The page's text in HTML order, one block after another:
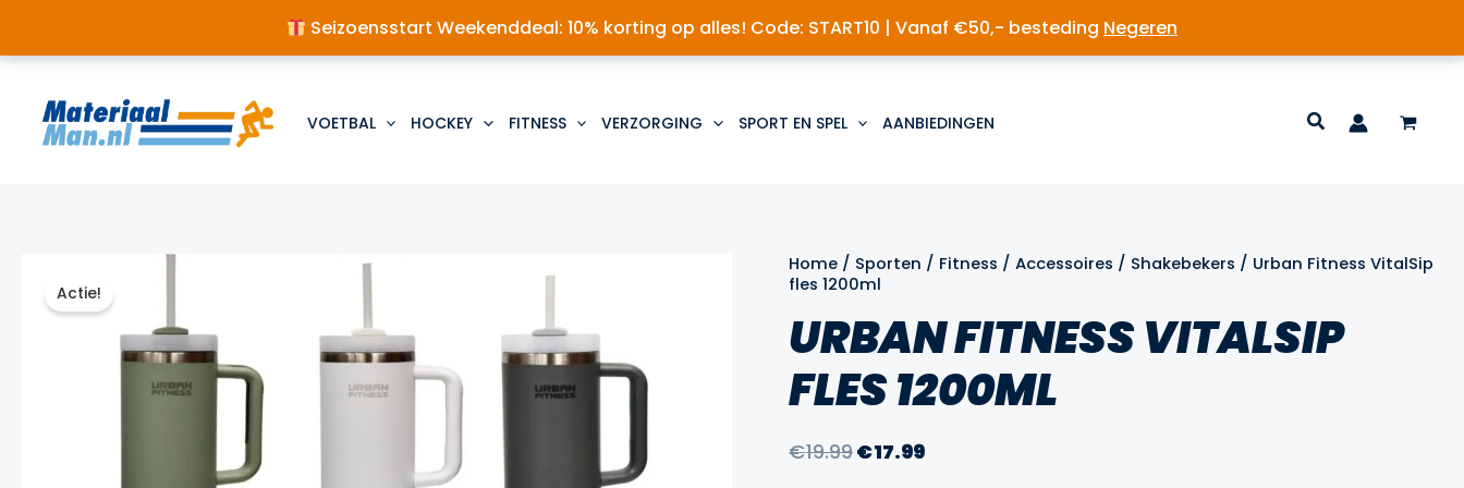
Seizoensstart Weekenddeal: 10% korting op alles! Code: START10 | Vanaf €50,- besteding Negeren
inhoud
VOETBAL HOCKEY FITNESS VERZORGING SPORT EN SPEL AANBIEDINGEN
Actie!
Home / Sporten / Fitness /Accessoires / Shakebekers / Urban Fitness VitalSip
fles 1200ml
URBAN FITNESS VITALSIP
FLES 1200ML
€19.99Oorspronkelijke
€17.99Huidige